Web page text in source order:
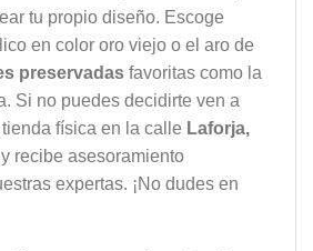
tu propio diseño. Escoge
en color oro viejo o el aro de
preservadas favoritas como la
Si no puedes decidirte ven a
física en la calle Laforja,
recibe asesoramiento
expertas. ¡No dudes en